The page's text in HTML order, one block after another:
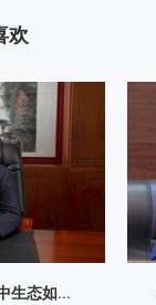
欢
生态如...